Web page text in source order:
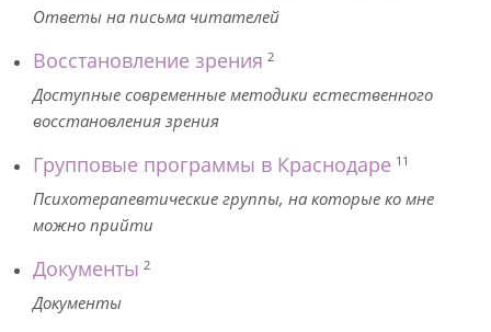
Ответы на письма читателей
Восстановление зрения 2
Доступные современные методики естественного
восстановления зрения
Групповые программы в Краснодаре 11
Психотерапевтические группы, на которые ко мне
можно прийти
Документы 2
Документы